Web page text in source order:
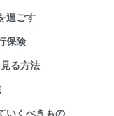
過ごす
保険
る方法
いくべきもの